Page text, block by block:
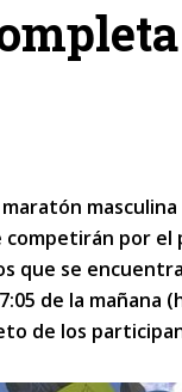
por
que se
de la mañana
de los